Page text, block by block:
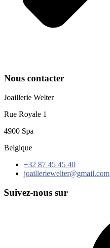
Nous contacter
Joaillerie Welter
Rue Royale 1
4900 Spa
Belgique
+32 87 45 45 40
joailleriewelter@gmail.com
Suivez-nous sur